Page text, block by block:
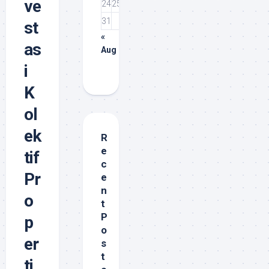
ve
st
as
i
K
ol
ek
tif
Pr
o
p
er
2425
31
«
Aug
R
e
c
e
n
t
P
o
s
t